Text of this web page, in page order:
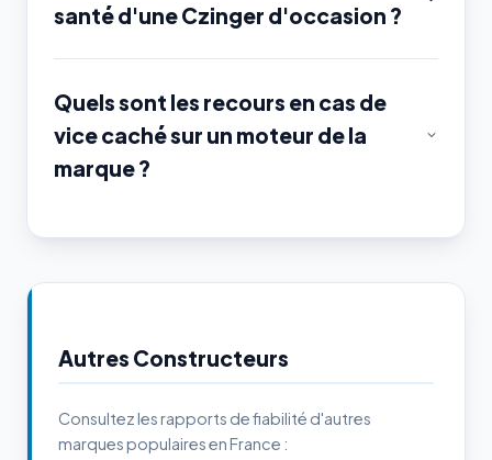
santé d'une Czinger d'occasion ?
Quels sont les recours en cas de
vice caché sur un moteur de la
marque ?
Autres Constructeurs
Consultez les rapports de fiabilité d'autres
marques populaires en France :